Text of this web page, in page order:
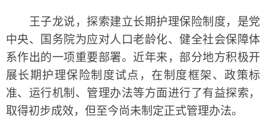
王子龙说，探索建立长期护理保险制度，是党
中央、国务院为应对人口老龄化、健全社会保障体
系作出的一项重要部署。近年来，部分地方积极开
展长期护理保险制度试点，在制度框架、政策标
准、运行机制、管理办法等方面进行了有益探索，
取得初步成效，但至今尚未制定正式管理办法。